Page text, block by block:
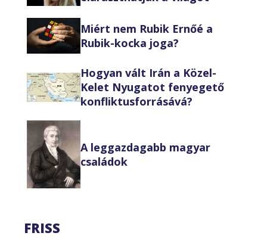
Miért nem Rubik Ernőé a
Rubik-kocka joga?
Hogyan vált Irán a Közel-
Kelet Nyugatot fenyegető
konfliktusforrásává?
A leggazdagabb magyar
családok
FRISS